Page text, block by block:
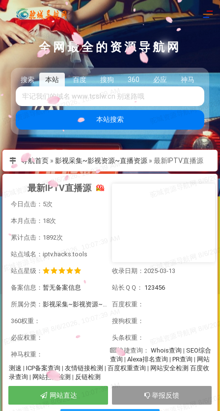
全网最全的资源导航网
搜索 本站 百度 搜狗 360 必应 神马
本站搜索
导航首页 » 影视采集~影视资源~直播资源 » 最新IPTV直播源
最新IPTV直播源
今日点击：5次
本月点击：18次
累计点击：1892次
站点域名：iptv.hacks.tools
站点星级： 收录日期：2025-03-13
备案信息： 暂无备案信息 站长ＱＱ： 123456
所属分类： 影视采集~影视资源~直播资源 百度权重：
360权重： 搜狗权重：
必应权重： 头条权重：
神马权重：
快捷查询： Whois查询 | SEO综合
查询 | Alexa排名查询 | PR查询 | 网站
测速 | ICP备案查询 | 友情链接检测 | 百度权重查询 | 网站安全检测 百度收
录查询 | 网站拦截检测 | 反链检测
网站直达 举报反馈